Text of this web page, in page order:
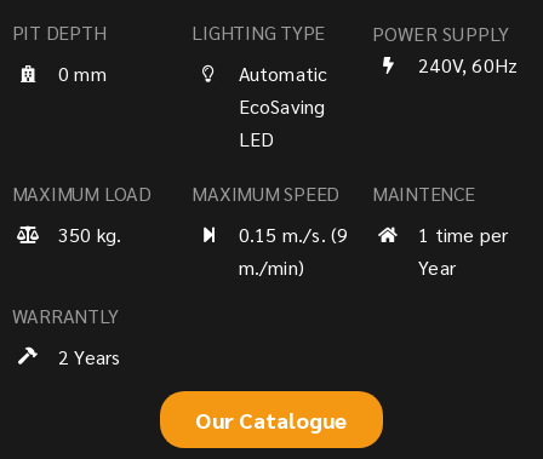
PIT DEPTH
0 mm
LIGHTING TYPE
Automatic
EcoSaving
LED
POWER SUPPLY
240V, 60Hz
MAXIMUM LOAD
350 kg.
MAXIMUM SPEED
0.15 m./s. (9
m./min)
MAINTENCE
1 time per
Year
WARRANTLY
2 Years
Our Catalogue